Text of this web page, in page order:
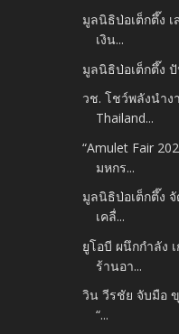
มูลนิธิป่อเต็กตึ๊ง
เงิน...
มูลนิธิป่อเต็กตึ๊ง
วช. โชว์พลังนำง
Thailand...
“Amulet Fair
มหกร...
มูลนิธิป่อเต็กตึ๊ง
เคลื่...
ยูโอบี ผนึกกำลัง
ร้านอา...
วิน วีรชัย จับมือ
“...